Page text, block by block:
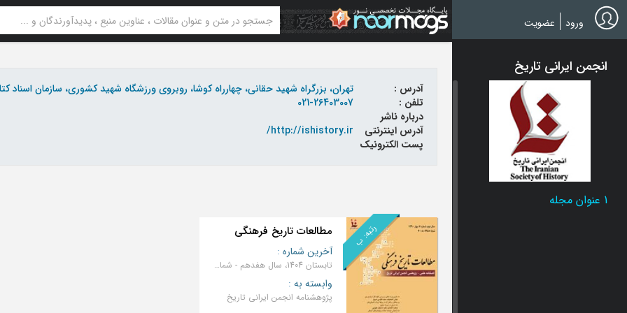
Skip
to
main
ورود عضویت
انجمن ایرانی تاریخ
1 عنوان مجله
آدرس :
تهران، بزرگراه شهید حقانی، چهارراه کوشا، روبروی ورزشگاه شهید کشوری، سازمان اسناد
تلفن :
021-26403007
درباره ناشر
آدرس اینترنتی
http://ishistory.ir/
پست الکترونیک
رتبه: ب مطالعات تاریخ فرهنگی
آخرین شماره :
تابستان 1404، سال هفدهم - شماره 64
وابسته به :
پژوهشنامه انجمن ایرانی تاریخ